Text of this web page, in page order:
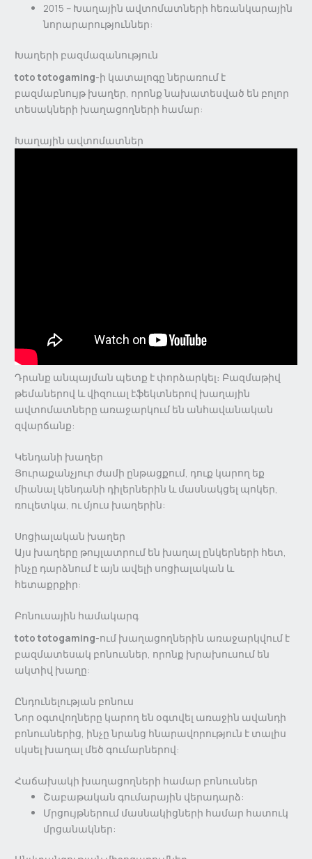
2015 – Խաղային ավտոմատների հեռանկարային
նորարարություններ:
Խաղերի բազմազանություն
toto totogaming-ի կատալոգը ներառում է
բազմաբնույթ խաղեր, որոնք նախատեսված են բոլոր
տեսակների խաղացողների համար:
Խաղային ավտոմատներ
Դրանք անպայման պետք է փորձարկել։ Բազմաթիվ
թեմաներով և վիզուալ էֆեկտներով խաղային
ավտոմատները առաջարկում են անհավանական
զվարճանք:
Կենդանի խաղեր
Յուրաքանչյուր ժամի ընթացքում, դուք կարող եք
միանալ կենդանի դիլերներին և մասնակցել պոկեր,
ռուլետկա, ու մյուս խաղերին:
Սոցիալական խաղեր
Այս խաղերը թույլատրում են խաղալ ընկերների հետ,
ինչը դարձնում է այն ավելի սոցիալական և
հետաքրքիր:
Բոնուսային համակարգ
toto totogaming-ում խաղացողներին առաջարկվում է
բազմատեսակ բոնուսներ, որոնք խրախուսում են
ակտիվ խաղը:
Ընդունելության բոնուս
Նոր օգտվողները կարող են օգտվել առաջին ավանդի
բոնուսներից, ինչը նրանց հնարավորություն է տալիս
սկսել խաղալ մեծ գումարներով:
Հաճախակի խաղացողների համար բոնուսներ
Շաբաթական գումարային վերադարձ:
Մրցույթներում մասնակիցների համար հատուկ
մրցանակներ: